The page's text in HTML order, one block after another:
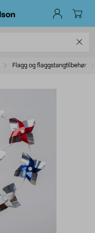
Flagg og flaggstangtilbehør